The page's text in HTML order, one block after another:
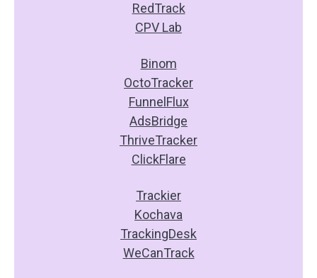
RedTrack
CPV Lab
Binom
OctoTracker
FunnelFlux
AdsBridge
ThriveTracker
ClickFlare
Trackier
Kochava
TrackingDesk
WeCanTrack